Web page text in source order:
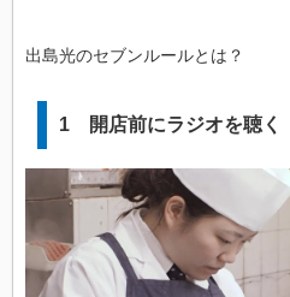
出島光のセブンルールとは？
1 開店前にラジオを聴く